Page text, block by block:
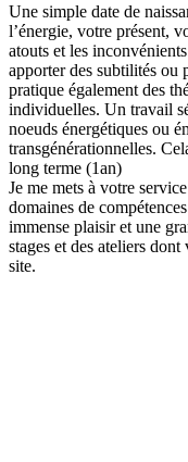
Une simple date de
l’énergie, votre présent,
atouts et les
apporter des subtilités ou
pratique également des
individuelles. Un travail
noeuds énergétiques ou
transgénérationnelles.
long terme (1an)
Je me mets à votre
domaines de
immense plaisir et une
stages et des ateliers
site.